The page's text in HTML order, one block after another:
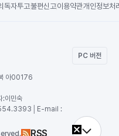
독자투고불편신고이용약관개인정보처
PC 버전
아00176
:이민숙
mail :
RSS